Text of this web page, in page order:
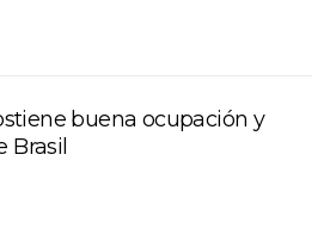
buena ocupación y
Brasil